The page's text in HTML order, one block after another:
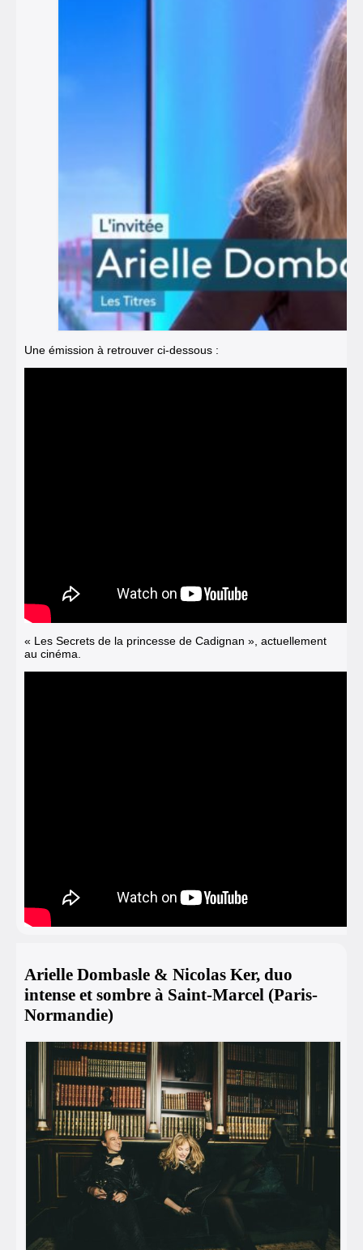
Une émission à retrouver ci-dessous :
« Les Secrets de la princesse de Cadignan », actuellement
au cinéma.
Arielle Dombasle & Nicolas Ker, duo
intense et sombre à Saint-Marcel (Paris-
Normandie)